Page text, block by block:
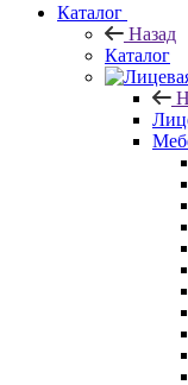
Каталог
Назад
Каталог